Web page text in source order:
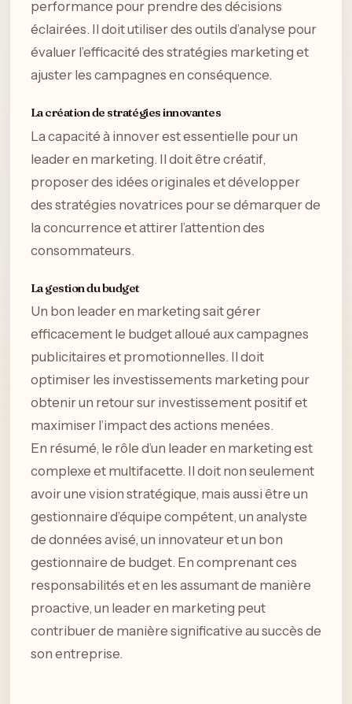
performance pour prendre des décisions
éclairées. Il doit utiliser des outils d’analyse pour
évaluer l’efficacité des stratégies marketing et
ajuster les campagnes en conséquence.
La création de stratégies innovantes
La capacité à innover est essentielle pour un
leader en marketing. Il doit être créatif,
proposer des idées originales et développer
des stratégies novatrices pour se démarquer de
la concurrence et attirer l’attention des
consommateurs.
La gestion du budget
Un bon leader en marketing sait gérer
efficacement le budget alloué aux campagnes
publicitaires et promotionnelles. Il doit
optimiser les investissements marketing pour
obtenir un retour sur investissement positif et
maximiser l’impact des actions menées.
En résumé, le rôle d’un leader en marketing est
complexe et multifacette. Il doit non seulement
avoir une vision stratégique, mais aussi être un
gestionnaire d’équipe compétent, un analyste
de données avisé, un innovateur et un bon
gestionnaire de budget. En comprenant ces
responsabilités et en les assumant de manière
proactive, un leader en marketing peut
contribuer de manière significative au succès de
son entreprise.